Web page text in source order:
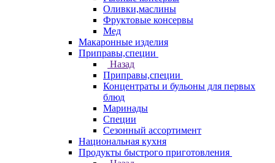
Оливки,маслины
Фруктовые консервы
Мед
Макаронные изделия
Приправы,специи
Назад
Приправы,специи
Концентраты и бульоны для первых
блюд
Маринады
Специи
Сезонный ассортимент
Национальная кухня
Продукты быстрого приготовления